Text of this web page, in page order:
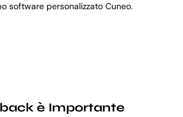
software personalizzato Cuneo.
è Importante